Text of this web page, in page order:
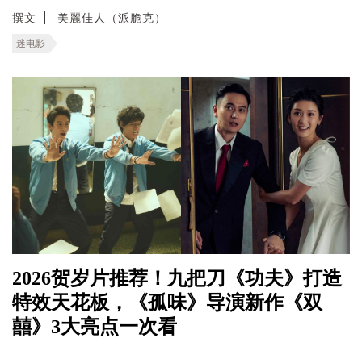
撰文 美麗佳人（派脆克）
迷电影
2026贺岁片推荐！九把刀《功夫》打造
特效天花板，《孤味》导演新作《双
囍》3大亮点一次看